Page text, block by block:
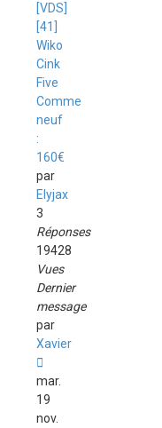
[VDS]
[41]
Wiko
Cink
Five
Comme
neuf
:
160€
par
Elyjax
3
Réponses
19428
Vues
Dernier
message
par
Xavier
mar.
19
nov.